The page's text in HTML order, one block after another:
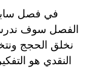
في فصل
الفصل سوف ندرس
نخلق الحجج
النقدي هو